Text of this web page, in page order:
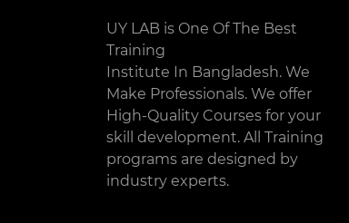
UY LAB is One Of The Best
Training
Institute In Bangladesh. We
Make Professionals. We offer
High-Quality Courses for your
skill development. All Training
programs are designed by
industry experts.